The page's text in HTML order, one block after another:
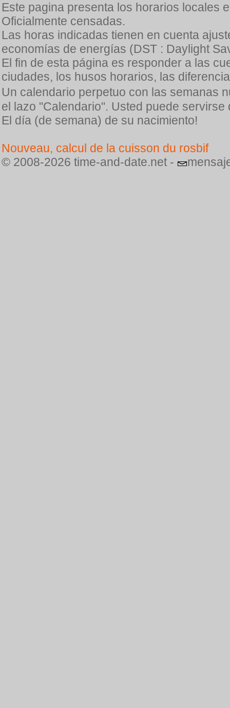
Este pagina presenta los horarios locales
Oficialmente censadas.
Las horas indicadas tienen en cuenta
economías de energías (DST : Daylight
El fin de esta página es responder a las
ciudades, los husos horarios, las
Un calendario perpetuo con las semanas
el lazo "Calendario". Usted puede
El día (de semana) de su nacimiento!
Nouveau, calcul de la cuisson du rosbif
© 2008-2026 time-and-date.net -